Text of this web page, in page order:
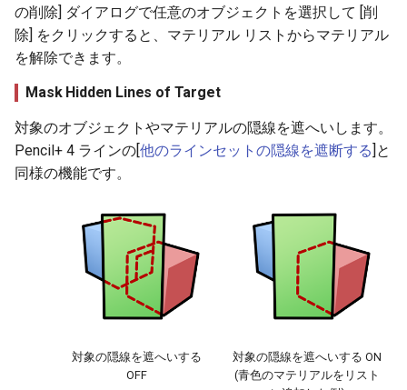
の削除] ダイアログで任意のオブジェクトを選択して [削
除] をクリックすると、マテリアル リストからマテリアル
を解除できます。
Mask Hidden Lines of Target
対象のオブジェクトやマテリアルの隠線を遮へいします。
Pencil+ 4 ラインの[ 他のラインセットの隠線を遮断する ]と
同様の機能です。
対象の隠線を遮へいする
OFF
対象の隠線を遮へいする ON
(青色のマテリアルをリスト